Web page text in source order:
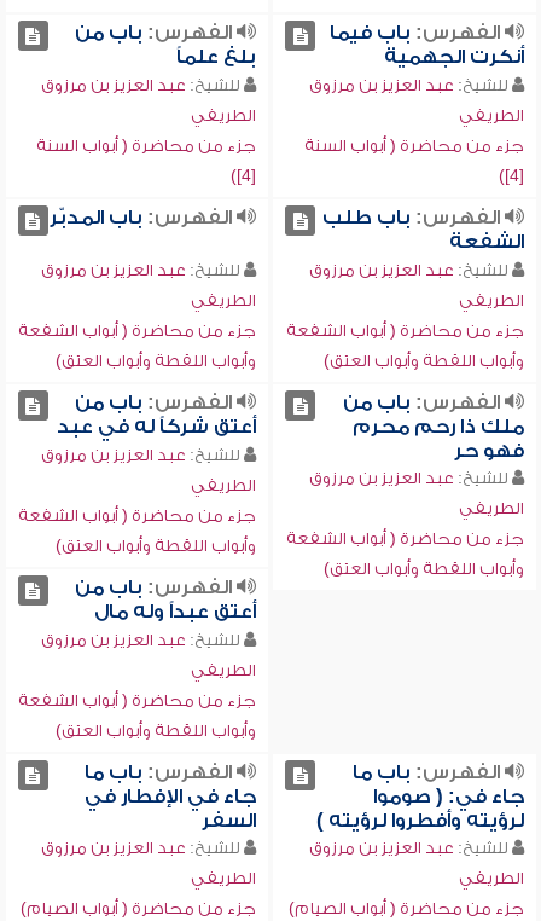
الفهرس: باب فيما
أنكرت الجهمية
للشيخ: عبد العزيز بن مرزوق
الطريفي
جزء من محاضرة ( أبواب السنة
[4])
الفهرس: باب من
بلغ علماً
للشيخ: عبد العزيز بن مرزوق
الطريفي
جزء من محاضرة ( أبواب السنة
[4])
الفهرس: باب طلب
الشفعة
للشيخ: عبد العزيز بن مرزوق
الطريفي
جزء من محاضرة ( أبواب الشفعة
وأبواب اللقطة وأبواب العتق)
الفهرس: باب المدبّر
للشيخ: عبد العزيز بن مرزوق
الطريفي
جزء من محاضرة ( أبواب الشفعة
وأبواب اللقطة وأبواب العتق)
الفهرس: باب من
ملك ذا رحم محرم
فهو حر
للشيخ: عبد العزيز بن مرزوق
الطريفي
جزء من محاضرة ( أبواب الشفعة
وأبواب اللقطة وأبواب العتق)
الفهرس: باب من
أعتق شركاً له في عبد
للشيخ: عبد العزيز بن مرزوق
الطريفي
جزء من محاضرة ( أبواب الشفعة
وأبواب اللقطة وأبواب العتق)
الفهرس: باب من
أعتق عبداً وله مال
للشيخ: عبد العزيز بن مرزوق
الطريفي
جزء من محاضرة ( أبواب الشفعة
وأبواب اللقطة وأبواب العتق)
الفهرس: باب ما
جاء في: ( صوموا
لرؤيته وأفطروا لرؤيته )
للشيخ: عبد العزيز بن مرزوق
الطريفي
جزء من محاضرة ( أبواب الصيام)
الفهرس: باب ما
جاء في الإفطار في
السفر
للشيخ: عبد العزيز بن مرزوق
الطريفي
جزء من محاضرة ( أبواب الصيام)